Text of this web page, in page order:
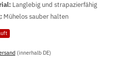
Langlebig und strapazierfähig
Mühelos sauber halten
(innerhalb DE)